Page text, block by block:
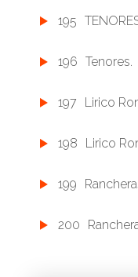
195
196 Tenores.
197 Lirico
198 Lirico
199
200